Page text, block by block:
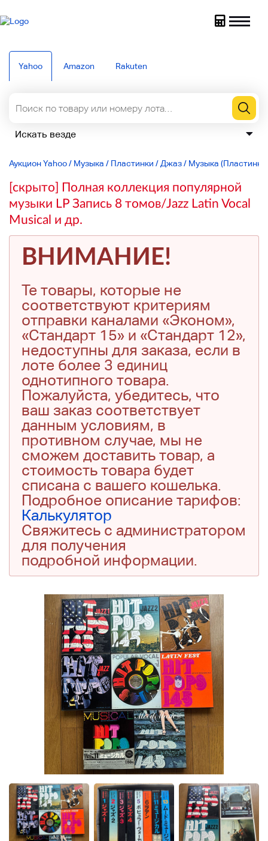
Yahoo Amazon Rakuten
Аукцион Yahoo/ Музыка / Пластинки / Джаз/ Музыка
[скрыто] Полная коллекция популярной
музыки LP Запись 8 томов/Jazz Latin Vocal
Musical и др.
ВНИМАНИЕ!
Те товары, которые не
соответствуют критериям
отправки каналами «Эконом»,
«Стандарт 15» и «Стандарт 12»,
недоступны для заказа, если в
лоте более 3 единиц
однотипного товара.
Пожалуйста, убедитесь, что
ваш заказ соответствует
данным условиям, в
противном случае, мы не
сможем доставить товар, а
стоимость товара будет
списана с вашего кошелька.
Подробное описание тарифов:
Калькулятор
Свяжитесь с администратором
для получения
подробной информации.